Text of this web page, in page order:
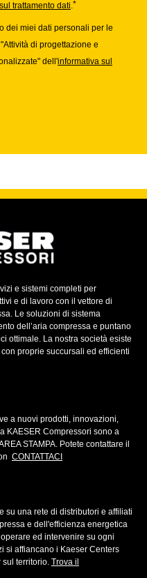
trattamento dati.*
dei miei dati personali per le
di progettazione e
dell'informativa sul
e sistemi completi per
e di lavoro con il vettore di
Le soluzioni di sistema
dell’aria compressa e puntano
ottimale. La nostra società esiste
proprie succursali ed efficienti
a nuovi prodotti, innovazioni,
KAESER Compressori sono a
STAMPA. Potete contattare il
CONTATTACI
su una rete di distributori e affiliati
e dell'efficienza energetica
ed intervenire su ogni
si affiancano i Kaeser Centers
sul territorio. Trova il